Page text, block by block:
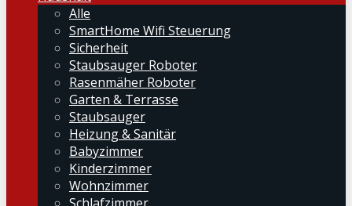
Alle
SmartHome Wifi Steuerung
Sicherheit
Staubsauger Roboter
Rasenmäher Roboter
Garten & Terrasse
Staubsauger
Heizung & Sanitär
Babyzimmer
Kinderzimmer
Wohnzimmer